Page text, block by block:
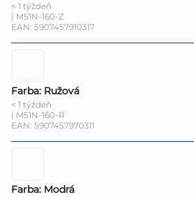
< 1 týždeň
| M51N-160-Z
EAN: 5907457910317
Farba: Ružová
< 1 týždeň
| M51N-160-R
EAN: 5907457970311
Farba: Modrá